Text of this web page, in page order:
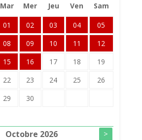
Mar Mer Jeu Ven Sam
01 02 03 04
05
08 09 10 11
12
15 16 17 18
19
22 23 24 25
26
29 30
Octobre 2026 >